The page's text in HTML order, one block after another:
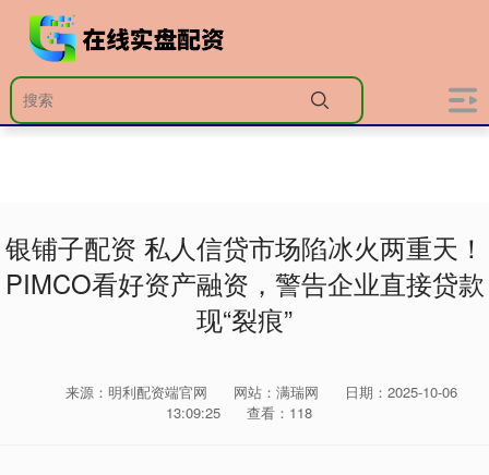
银铺子配资 私人信贷市场陷冰火两重天！
PIMCO看好资产融资，警告企业直接贷款
现“裂痕”
来源：明利配资端官网 网站：满瑞网
日期：2025-10-06
13:09:25
查看：118